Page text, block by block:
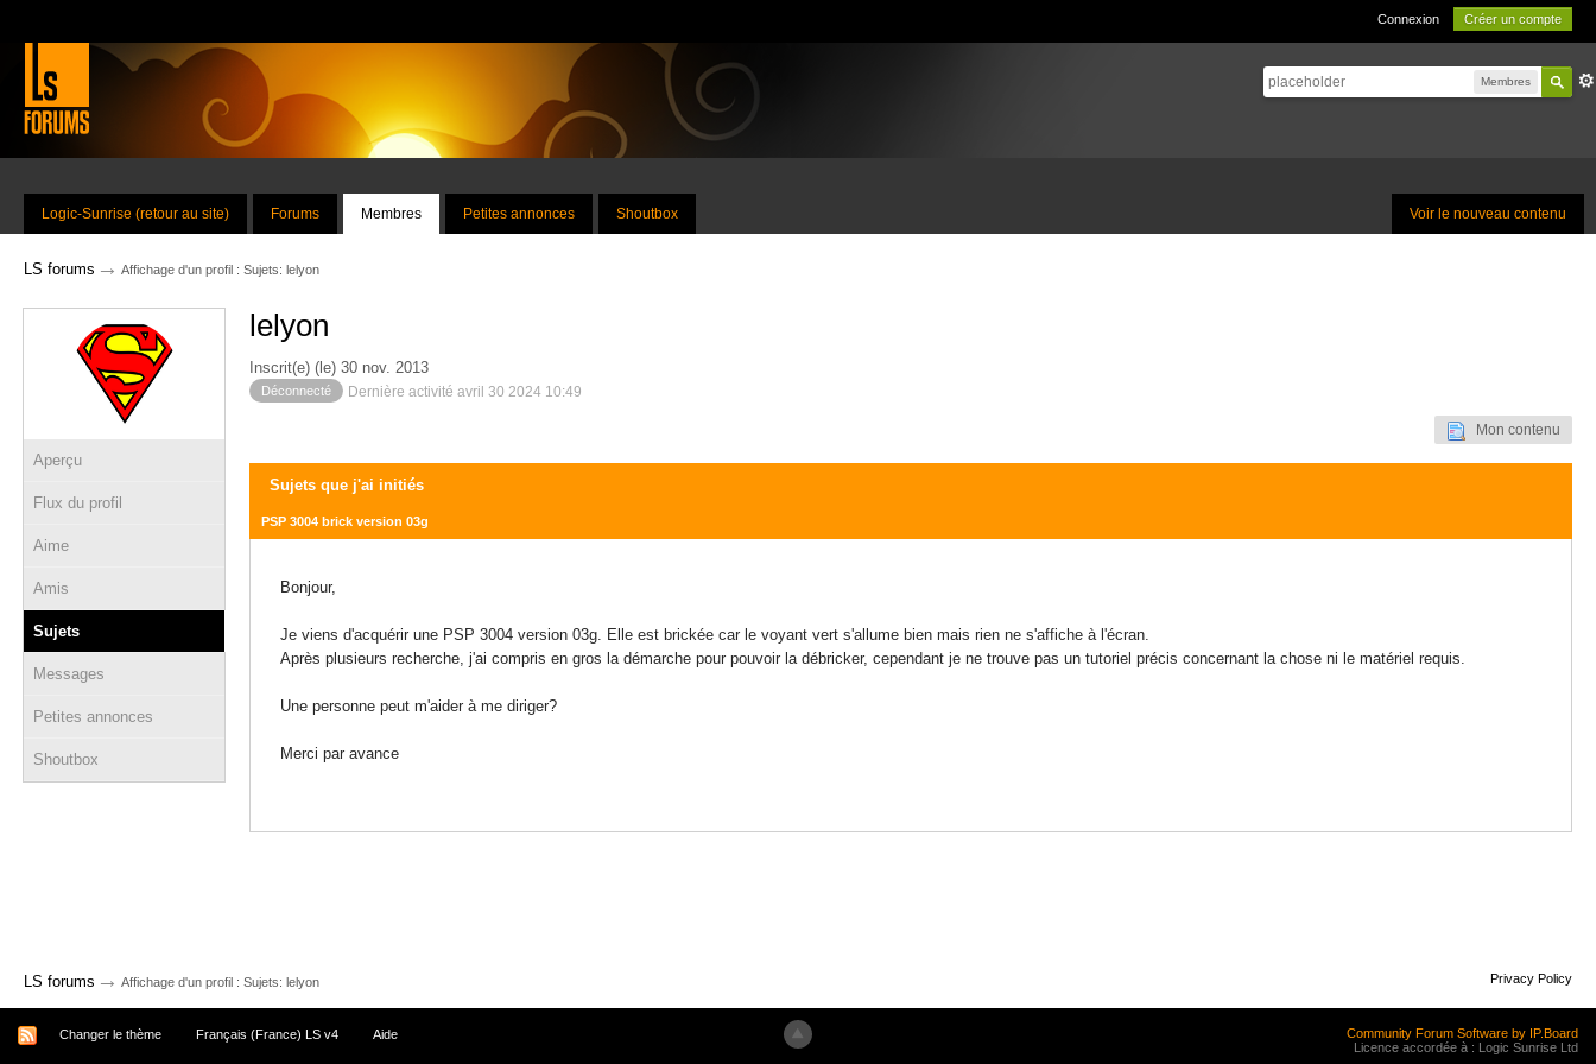
Connexion Créer un compte
Membres
Voir le nouveau contenu
Logic-Sunrise (retour au site) Forums Membres Petites annonces Shoutbox
LS forums → Affichage d'un profil : Sujets: lelyon
Aperçu
Flux du profil
Aime
Amis
Sujets
Messages
Petites annonces
Shoutbox
lelyon
Inscrit(e) (le) 30 nov. 2013
Déconnecté Dernière activité avril 30 2024 10:49
Mon contenu
Sujets que j'ai initiés
PSP 3004 brick version 03g
Bonjour,
Je viens d'acquérir une PSP 3004 version 03g. Elle est brickée car le voyant vert s'allume bien mais rien ne s'affiche à l'écran.
Après plusieurs recherche, j'ai compris en gros la démarche pour pouvoir la débricker, cependant je ne trouve pas un tutoriel précis concernant la chose ni le matériel requis.
Une personne peut m'aider à me diriger?
Merci par avance
LS forums → Affichage d'un profil : Sujets: lelyon Privacy Policy
Changer le thème Français (France) LS v4 Aide
Community Forum Software by IP.Board
Licence accordée à : Logic Sunrise Ltd